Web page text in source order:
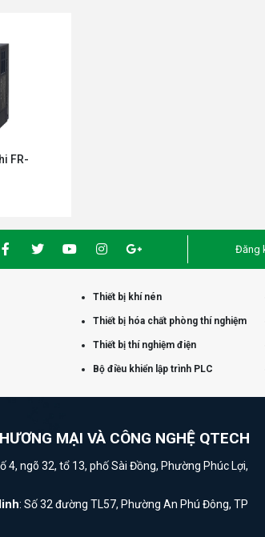
FR-
Đăng
Thiết bị khí nén
Thiết bị hóa chất phòng thí nghiệm
Thiết bị thí nghiệm điện
Bộ điều khiển lập trình PLC
MẠI VÀ CÔNG NGHỆ QTECH
4, ngõ 32, tổ 13, phố Sài Đồng, Phường Phúc Lợi,
: Số 32 đường TL57, Phường An Phú Đông, TP